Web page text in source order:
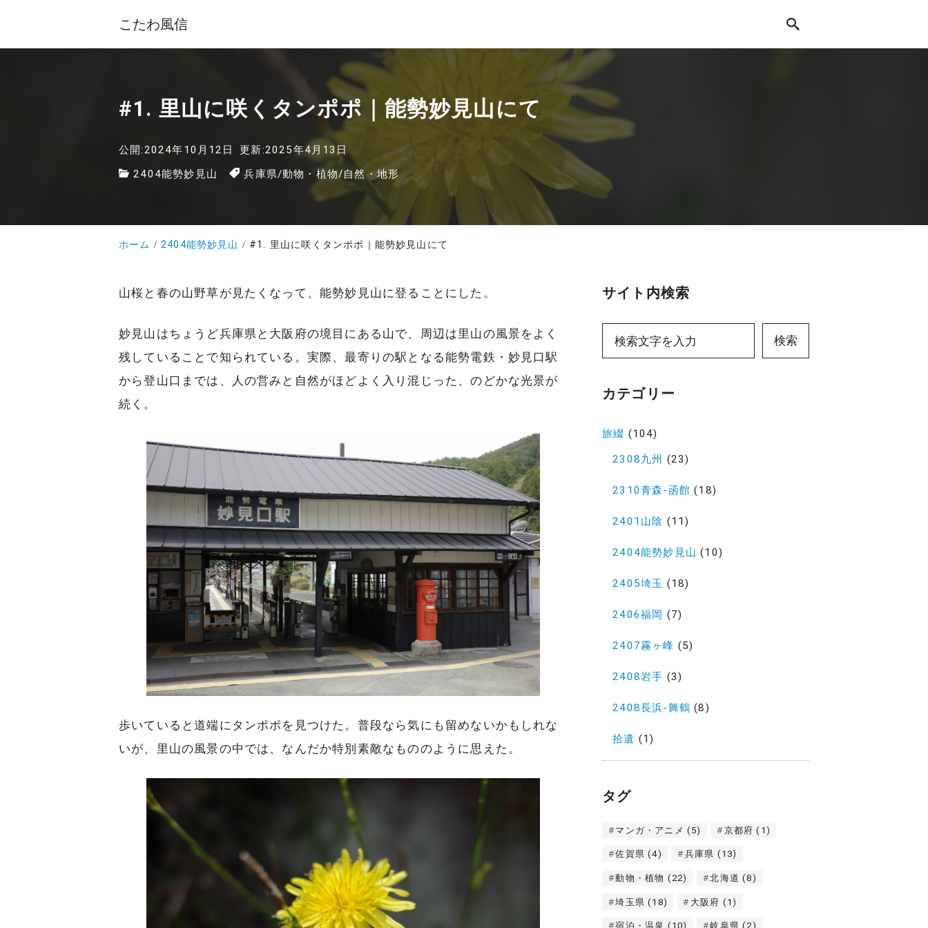
こたわ風信
#1. 里山に咲くタンポポ｜能勢妙見山にて
公開:2024年10月12日
更新:2025年4月13日
2404能勢妙見山
兵庫県/動物・植物/自然・地形
ホーム 2404能勢妙見山 #1. 里山に咲くタンポポ｜能勢妙見山にて
山桜と春の山野草が見たくなって、能勢妙見山に登ることにした。
妙見山はちょうど兵庫県と大阪府の境目にある山で、周辺は里山の風景をよく
残していることで知られている。実際、最寄りの駅となる能勢電鉄・妙見口駅
から登山口までは、人の営みと自然がほどよく入り混じった、のどかな光景が
続く。
歩いていると道端にタンポポを見つけた。普段なら気にも留めないかもしれな
いが、里山の風景の中では、なんだか特別素敵なもののように思えた。
サイト内検索
検索
カテゴリー
旅綴 (104)
2308九州 (23)
2310青森-函館 (18)
2401山陰 (11)
2404能勢妙見山 (10)
2405埼玉 (18)
2406福岡 (7)
2407霧ヶ峰 (5)
2408岩手 (3)
2408長浜-舞鶴 (8)
拾遺 (1)
タグ
マンガ・アニメ (5) 京都府 (1)
佐賀県 (4) 兵庫県 (13)
動物・植物 (22) 北海道 (8)
埼玉県 (18) 大阪府 (1)
宿泊・温泉 (10) 岐阜県 (2)